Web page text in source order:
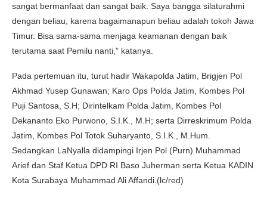
sangat bermanfaat dan sangat baik. Saya bangga silaturahmi
dengan beliau, karena bagaimanapun beliau adalah tokoh Jawa
Timur. Bisa sama-sama menjaga keamanan dengan baik
terutama saat Pemilu nanti,” katanya.
Pada pertemuan itu, turut hadir Wakapolda Jatim, Brigjen Pol
Akhmad Yusep Gunawan; Karo Ops Polda Jatim, Kombes Pol
Puji Santosa, S.H; Dirintelkam Polda Jatim, Kombes Pol
Dekananto Eko Purwono, S.I.K., M.H; serta Dirreskrimum Polda
Jatim, Kombes Pol Totok Suharyanto, S.I.K., M.Hum.
Sedangkan LaNyalla didampingi Irjen Pol (Purn) Muhammad
Arief dan Staf Ketua DPD RI Baso Juherman serta Ketua KADIN
Kota Surabaya Muhammad Ali Affandi.(lc/red)